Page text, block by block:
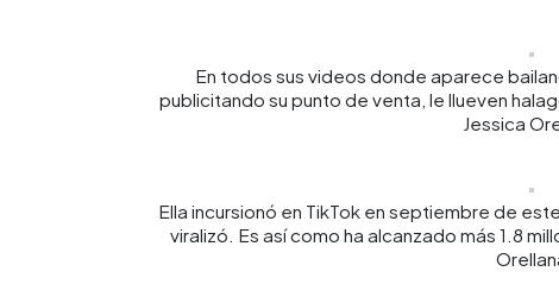
En todos sus videos donde aparece
publicitando su punto de venta, le llueven
Jessica
Ella incursionó en TikTok en septiembre de
viralizó. Es así como ha alcanzado más 1.8